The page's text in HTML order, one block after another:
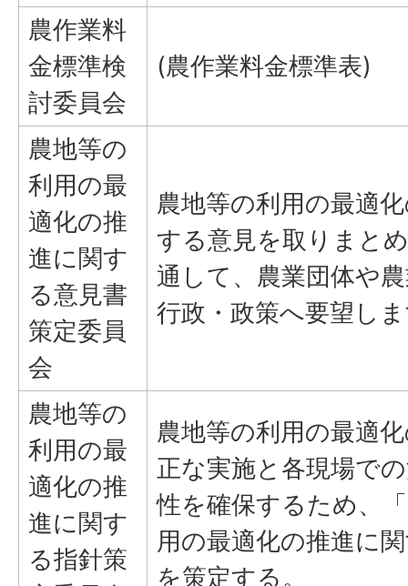
農作業料
金標準検
討委員会
(農作業料金標準表)
農地等の
利用の最
適化の推
進に関す
る意見書
策定委員
会
農地等の利用の最適
する意見を取りまと
通して、農業団体や
行政・政策へ要望し
農地等の
利用の最
適化の推
進に関す
る指針策
農地等の利用の最適
正な実施と各現場で
性を確保するため、
用の最適化の推進に
を策定する。